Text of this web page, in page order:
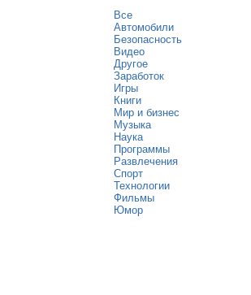
Все
Автомобили
Безопасность
Видео
Другое
Заработок
Игры
Книги
Мир и бизнес
Музыка
Наука
Программы
Развлечения
Спорт
Технологии
Фильмы
Юмор